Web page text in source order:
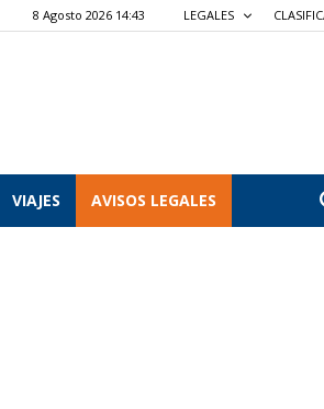
8 Agosto 2026 14:43 LEGALES
VIAJES AVISOS LEGALES